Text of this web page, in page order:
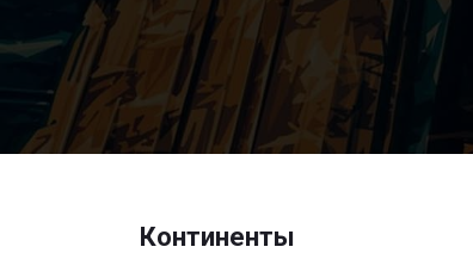
Континенты